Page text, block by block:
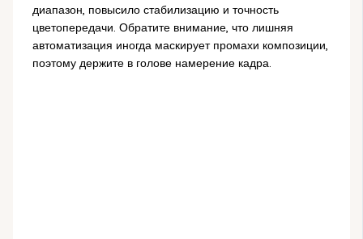
диапазон, повысило стабилизацию и точность
цветопередачи. Обратите внимание, что лишняя
автоматизация иногда маскирует промахи композиции,
поэтому держите в голове намерение кадра.